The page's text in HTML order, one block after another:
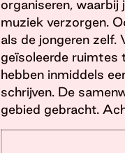
organiseren, waarbij
muziek verzorgen.
als de jongeren zelf.
geïsoleerde ruimtes
hebben inmiddels
schrijven. De
gebied gebracht.